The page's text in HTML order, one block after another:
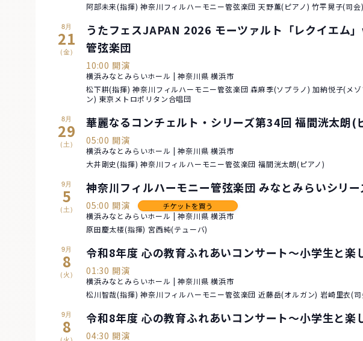
阿部未来(指揮) 神奈川フィルハーモニー管弦楽団 天野薫(ピアノ) 竹平晃子(司会)
8月
21
(金)
うたフェスJAPAN 2026 モーツァルト「レクイエム
管弦楽団
10:00 開演
横浜みなとみらいホール | 神奈川県 横浜市
松下耕(指揮) 神奈川フィルハーモニー管弦楽団 森麻季(ソプラノ) 加納悦子(メ
ン) 東京メトロポリタン合唱団
8月
29
(土)
華麗なるコンチェルト・シリーズ第34回 福間洸太朗(
05:00 開演
横浜みなとみらいホール | 神奈川県 横浜市
大井剛史(指揮) 神奈川フィルハーモニー管弦楽団 福間洸太朗(ピアノ)
9月
5
(土)
神奈川フィルハーモニー管弦楽団 みなとみらいシリ
05:00 開演 チケットを買う
横浜みなとみらいホール | 神奈川県 横浜市
原田慶太楼(指揮) 宮西純(テューバ)
9月
8
(火)
令和8年度 心の教育ふれあいコンサート～小学生と楽
01:30 開演
横浜みなとみらいホール | 神奈川県 横浜市
松川智哉(指揮) 神奈川フィルハーモニー管弦楽団 近藤岳(オルガン) 岩崎里衣(司
9月
8 令和8年度 心の教育ふれあいコンサート～小学生と楽
04:30 開演